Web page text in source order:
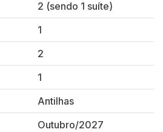
2 (sendo 1 suíte)
1
2
1
Antilhas
Outubro/2027